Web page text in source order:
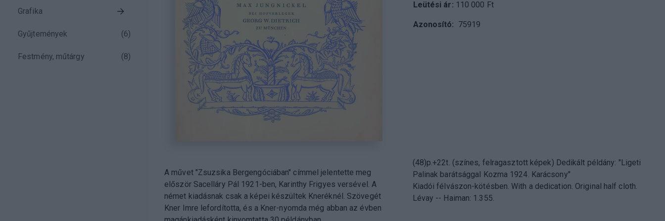
Grafika
Gyűjtemények (6)
Festmény, műtárgy (8)
Leütési ár: 110 000 Ft
Azonosító 75919
A művet "Zsuzsika Bergengóciában" címmel jelentette meg
először Sacelláry Pál 1921-ben, Karinthy Frigyes versével. A
német kiadásnak csak a képei készültek Kneréknél. Szövegét
Kner Imre lefordította, és a Kner-nyomda még abban az évben
(48)p.+22t. (színes, felragasztott képek) Dedikált példány: "Ligeti
Palinak barátsággal Kozma 1924. Karácsony"
Kiadói félvászon-kötésben. With a dedication. Original half cloth.
Lévay -- Haiman: 1.355.